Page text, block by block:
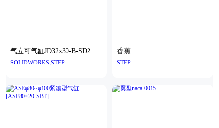
气立可气缸JD32x30-B-SD2
SOLIDWORKS,STEP
香蕉
STEP